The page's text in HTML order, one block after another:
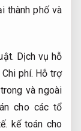
thành phố và
Dịch vụ hỗ
Chi phí. Hỗ trợ
và ngoài
cho các tổ
kế toán cho